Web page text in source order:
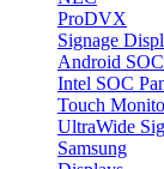
ProDVX
Signage
Android
Intel SOC
Touch
UltraWide
Samsung